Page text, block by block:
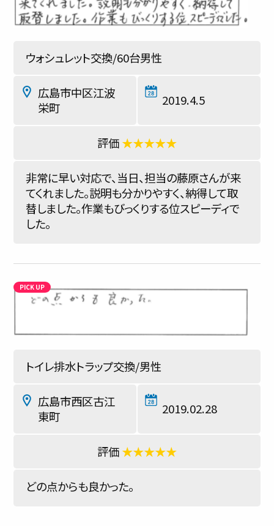
ウォシュレット交換/60台男性
広島市中区江波
栄町
2019.4.5
★★★★★
非常に早い対応で、当日、担当の藤原さんが来
てくれました。説明も分かりやすく、納得して取
替しました。作業もびっくりする位スピーディで
した。
トイレ排水トラップ交換/男性
広島市西区古江
東町
2019.02.28
★★★★★
どの点からも良かった。